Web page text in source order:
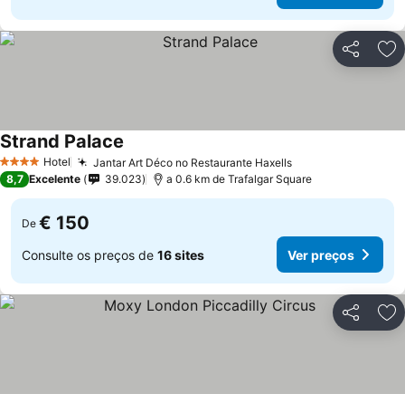
Partilhar
4 EstrelasHotel Jantar Art Déco no Restaurante HaxellsVer preços
Strand Palace
8,7 Excelente 39.023 a 0.6 km de Trafalgar Square
De € 150
Consulte os preços de 16 sites Ver preços
Partilhar